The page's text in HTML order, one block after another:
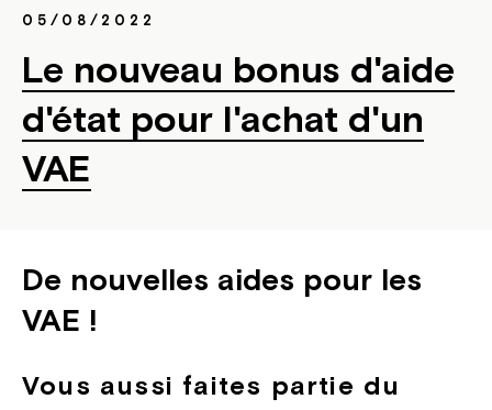
05/08/2022
Le nouveau bonus d'aide
d'état pour l'achat d'un
VAE
De nouvelles aides pour les
VAE !
Vous aussi faites partie du